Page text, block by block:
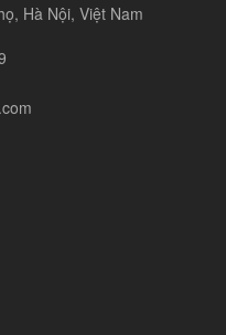
Hà Nội, Việt Nam